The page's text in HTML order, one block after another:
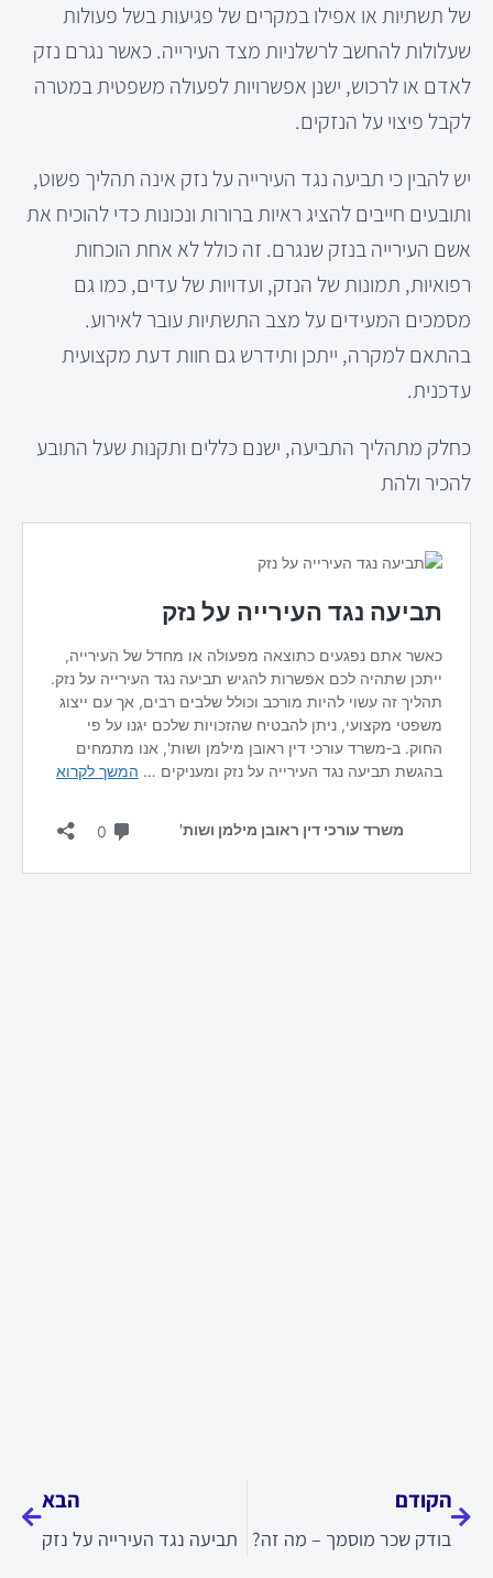
של תשתיות או אפילו במקרים של פגיעות בשל פעולות
שעלולות להחשב לרשלניות מצד העירייה. כאשר נגרם נזק
לאדם או לרכוש, ישנן אפשרויות לפעולה משפטית במטרה
לקבל פיצוי על הנזקים.
יש להבין כי תביעה נגד העירייה על נזק אינה תהליך פשוט,
ותובעים חייבים להציג ראיות ברורות ונכונות כדי להוכיח את
אשם העירייה בנזק שנגרם. זה כולל לא אחת הוכחות
רפואיות, תמונות של הנזק, ועדויות של עדים, כמו גם
מסמכים המעידים על מצב התשתיות עובר לאירוע.
בהתאם למקרה, ייתכן ותידרש גם חוות דעת מקצועית
עדכנית.
כחלק מתהליך התביעה, ישנם כללים ותקנות שעל התובע
להכיר ולהת
הקודם
בודק שכר מוסמך – מה זה?
הבא
תביעה נגד העירייה על נזק